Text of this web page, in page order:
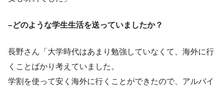
–どのような学生生活を送っていましたか？
長野さん「大学時代はあまり勉強していなくて、海外に行
くことばかり考えていました。
学割を使って安く海外に行くことができたので、アルバイ